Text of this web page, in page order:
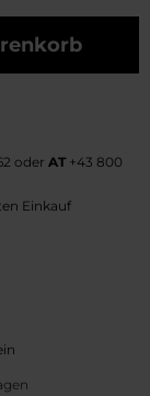
oder AT +43 800
Einkauf